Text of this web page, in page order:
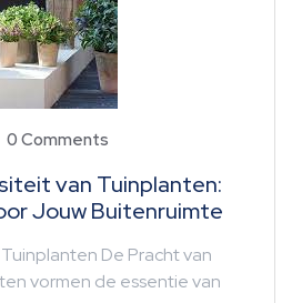
0 Comments
van Tuinplanten:
Jouw Buitenruimte
De Pracht van
vormen de essentie van